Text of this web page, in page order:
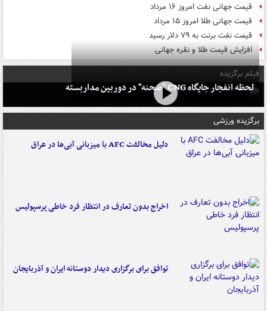
قیمت جهانی نفت امروز ۱۶ مرداد
قیمت جهانی طلا امروز ۱۵ مرداد
قیمت نفت برنت به ۷۹ دلار رسید
افزایش قیمت طلا و نقره جهانی
فیلم برگزیده
لحظه انفجار جایگاه CNG "صحنه" در دوربین مداربسته
برگزیده ورزشی
دلیل مخالفت AFC با میزبانی آبی‌ها در عراق
اخراج بدون تعارف در انتظار فرد خاطی پرسپولیس
توافق برای برگزاری دیدار دوستانه ایران و آذربایجان